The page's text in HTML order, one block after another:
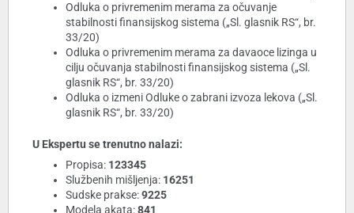
Odluka o privremenim merama za očuvanje
stabilnosti finansijskog sistema („Sl. glasnik RS“, br.
33/20)
Odluka o privremenim merama za davaoce lizinga u
cilju očuvanja stabilnosti finansijskog sistema („Sl.
glasnik RS“, br. 33/20)
Odluka o izmeni Odluke o zabrani izvoza lekova („Sl.
glasnik RS“, br. 33/20)
U Ekspertu se trenutno nalazi:
Propisa: 123345
Službenih mišljenja: 16251
Sudske prakse:9225
Modela akata:841